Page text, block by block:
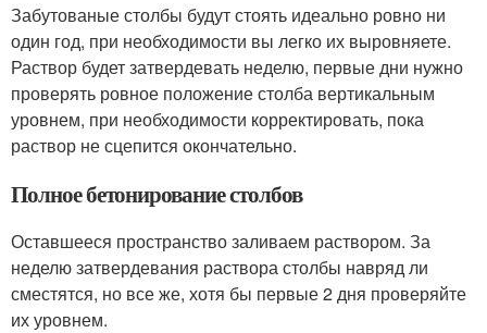
Забутованые столбы будут стоять идеально ровно ни
один год, при необходимости вы легко их выровняете.
Раствор будет затвердевать неделю, первые дни нужно
проверять ровное положение столба вертикальным
уровнем, при необходимости корректировать, пока
раствор не сцепится окончательно.
Полное бетонирование столбов
Оставшееся пространство заливаем раствором. За
неделю затвердевания раствора столбы навряд ли
сместятся, но все же, хотя бы первые 2 дня проверяйте
их уровнем.